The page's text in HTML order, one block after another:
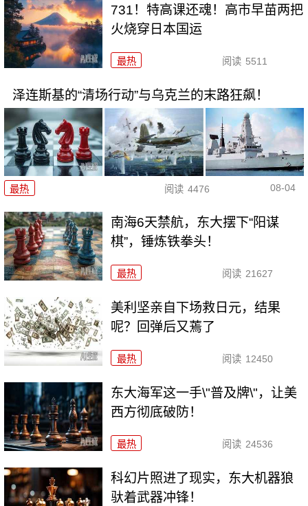
731！特高课还魂！高市早苗两把
火烧穿日本国运
最热 阅读 5511
泽连斯基的“清场行动”与乌克兰的末路狂飙！
最热 阅读 4476 08-04
南海6天禁航，东大摆下“阳谋
棋”，锤炼铁拳头！
最热 阅读 21627
美利坚亲自下场救日元，结果
呢？回弹后又蔫了
最热 阅读 12450
东大海军这一手\"普及牌\"，让美
西方彻底破防！
最热 阅读 24536
科幻片照进了现实，东大机器狼
驮着武器冲锋！